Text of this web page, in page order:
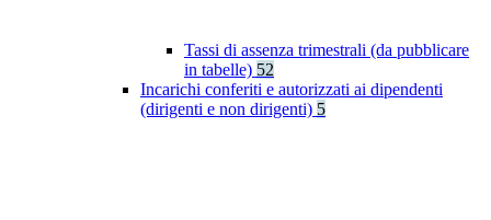
Tassi di assenza trimestrali (da pubblicare
in tabelle) 52
Incarichi conferiti e autorizzati ai dipendenti
(dirigenti e non dirigenti) 5